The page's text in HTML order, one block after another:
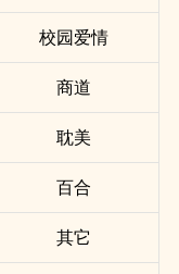
校园爱情
商道
耽美
百合
其它